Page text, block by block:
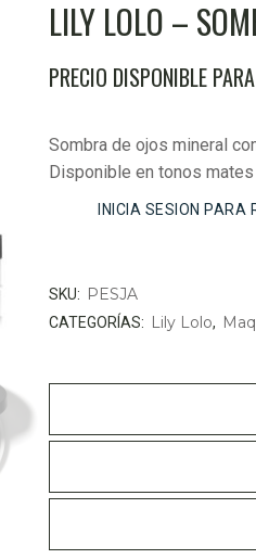
LILY LOLO –
PRECIO DISPONIBLE
Sombra de ojos mineral
Disponible en tonos
INICIA SESION PARA
SKU: PESJA
CATEGORÍAS: Lily Lolo,